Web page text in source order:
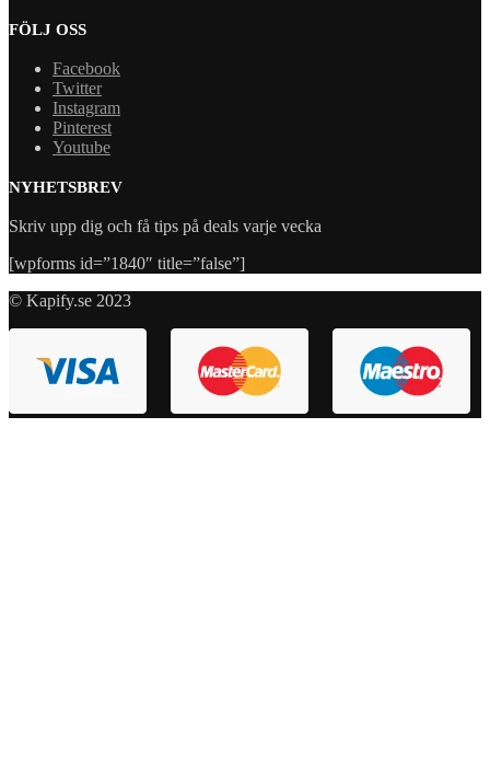
FÖLJ OSS
Facebook
Twitter
Instagram
Pinterest
Youtube
NYHETSBREV
Skriv upp dig och få tips på deals varje vecka
[wpforms id=”1840″ title=”false”]
© Kapify.se 2023